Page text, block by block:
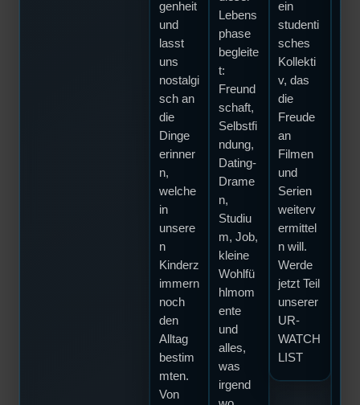
genheit
und
lasst
uns
nostalgi
sch an
die
Dinge
erinner
n,
welche
in
unsere
n
Kinderz
immern
noch
den
Alltag
bestim
mten.
Von
Lebens
phase
begleite
t:
Freund
schaft,
Selbstfi
ndung,
Dating-
Drame
n,
Studiu
m, Job,
kleine
Wohlfü
hlmom
ente
und
alles,
was
irgend
ein
studenti
sches
Kollekti
v, das
die
Freude
an
Filmen
und
Serien
weiterv
ermittel
n will.
Werde
jetzt Teil
unserer
UR-
WATCH
LIST